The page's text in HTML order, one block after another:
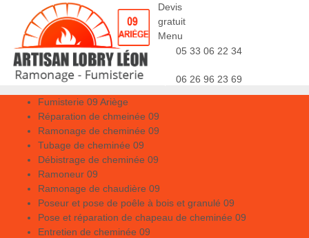
Devis
gratuit
Menu
05 33 06 22 34
06 26 96 23 69
Fumisterie 09 Ariège
Réparation de chmeinée 09
Ramonage de cheminée 09
Tubage de cheminée 09
Débistrage de cheminée 09
Ramoneur 09
Ramonage de chaudière 09
Poseur et pose de poêle à bois et granulé 09
Pose et réparation de chapeau de cheminée 09
Entretien de cheminée 09